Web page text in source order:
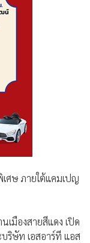
เศษ ภายใต้แคมเปญ
เมืองสายสีแดง เปิด
ริษัท เอสอาร์ที แอส